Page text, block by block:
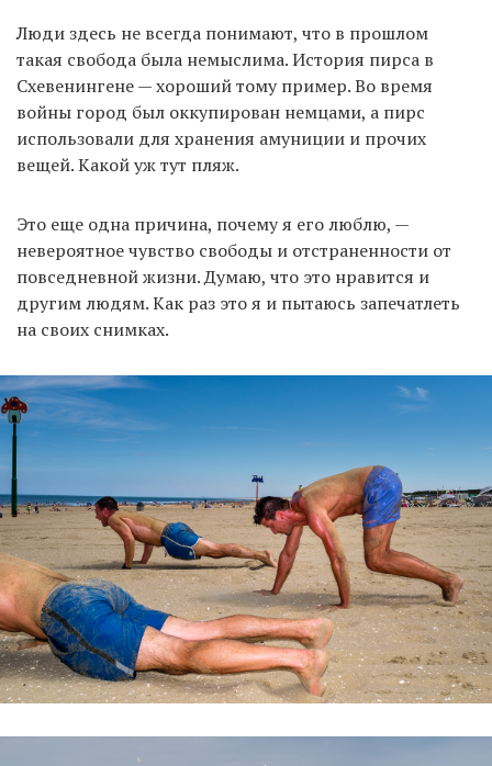
Люди здесь не всегда понимают, что в прошлом
такая свобода была немыслима. История пирса в
Схевенингене — хороший тому пример. Во время
войны город был оккупирован немцами, а пирс
использовали для хранения амуниции и прочих
вещей. Какой уж тут пляж.
Это еще одна причина, почему я его люблю, —
невероятное чувство свободы и отстраненности от
повседневной жизни. Думаю, что это нравится и
другим людям. Как раз это я и пытаюсь запечатлеть
на своих снимках.